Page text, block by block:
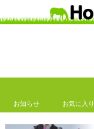
お知らせ お気に入り